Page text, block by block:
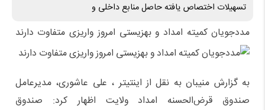
تسهیلات اختصاص یافته حاصل منابع داخلی و
مددجویان کمیته امداد و بهزیستی امروز واریزی متفاوت دارند
به گزارش منیبان به نقل از اینتیتر ، علی عاشوری، مدیرعامل
صندوق قرض‌الحسنه امداد ولایت اظهار کرد: صندوق